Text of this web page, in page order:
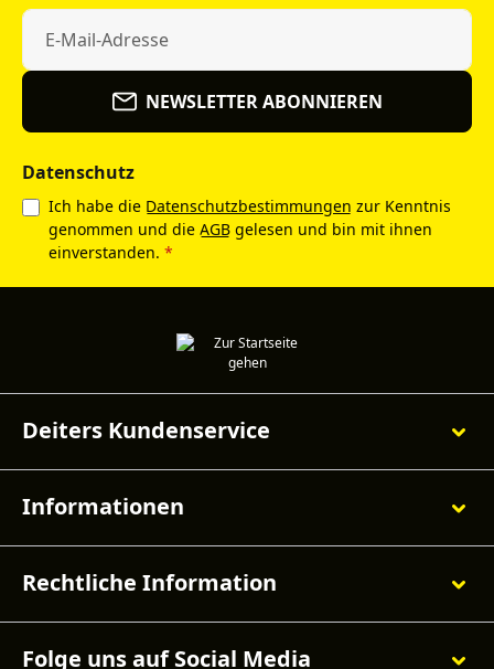
NEWSLETTER ABONNIEREN
Datenschutz
Ich habe die Datenschutzbestimmungen zur Kenntnis
genommen und die AGB gelesen und bin mit ihnen
einverstanden. *
Deiters Kundenservice
Informationen
Rechtliche Information
Folge uns auf Social Media